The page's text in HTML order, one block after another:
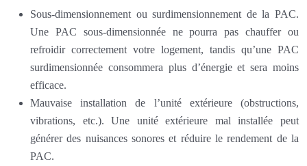
Sous-dimensionnement ou surdimensionnement de la PAC.
Une PAC sous-dimensionnée ne pourra pas chauffer ou
refroidir correctement votre logement, tandis qu’une PAC
surdimensionnée consommera plus d’énergie et sera moins
efficace.
Mauvaise installation de l’unité extérieure (obstructions,
vibrations, etc.). Une unité extérieure mal installée peut
générer des nuisances sonores et réduire le rendement de la
PAC.